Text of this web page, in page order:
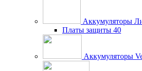
Аккумуляторы
Платы защиты 40
Аккумуляторы